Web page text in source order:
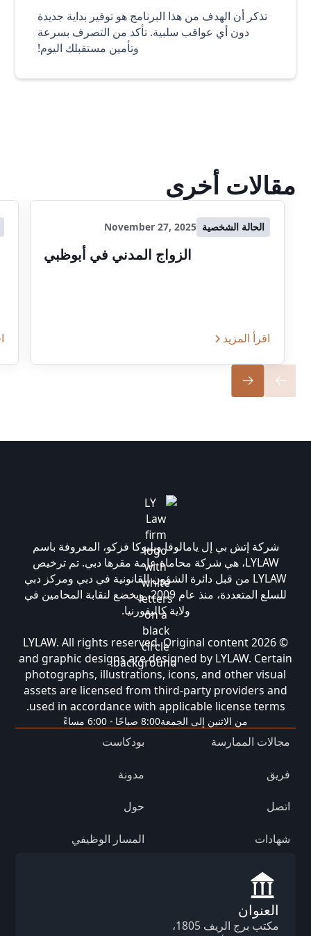
تذكر أن الهدف من هذا البرنامج هو توفير بداية جديدة
دون أي عواقب سلبية. تأكد من التصرف بسرعة
وتأمين مستقبلك اليوم!
مقالات أخرى
الحالة الشخصية November 27, 2025
الزواج المدني في أبوظبي
اقرأ المزيد
شركة إتش بي إل يامالوفا وبليوكا فزكو، المعروفة باسم
LYLAW، هي شركة محاماة عامة مقرها دبي. تم ترخيص
LYLAW من قبل دائرة الشؤون القانونية في دبي ومركز دبي
للسلع المتعددة، منذ عام 2009، ويخضع لنقابة المحامين في
ولاية كاليفورنيا.
© 2026 LYLAW. All rights reserved. Original content
and graphic designs are designed by LYLAW. Certain
photographs, illustrations, icons, and other visual
assets are licensed from third-party providers and
used in accordance with applicable license terms.
من الاثنين إلى الجمعة8:00 صباحًا - 6:00 مساءً
مجالات الممارسة بودكاست
فريق مدونة
اتصل حول
شهادات المسار الوظيفي
العنوان
مكتب برج الريف 1805،